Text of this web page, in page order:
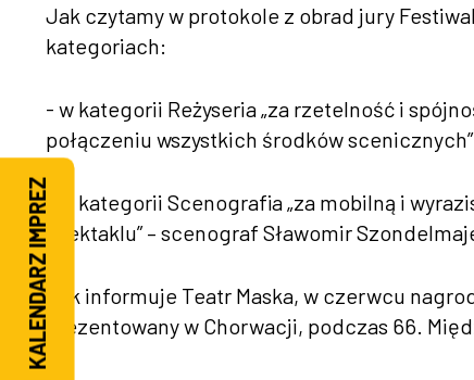
Jak czytamy w protokole z obrad jury
kategoriach:
- w kategorii Reżyseria „za rzetelność i
połączeniu wszystkich środków
- w kategorii Scenografia „za mobilną i
spektaklu” – scenograf Sławomir
Jak informuje Teatr Maska, w czerwcu
prezentowany w Chorwacji, podczas 66.
KALENDARZ IMPREZ